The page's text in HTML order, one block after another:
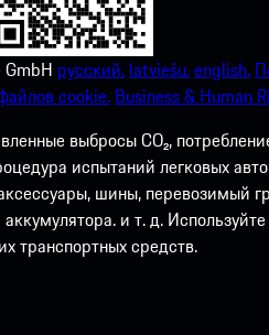
русский. latviešu.english.
cookie. Business & Human
выбросы CO₂,
испытаний легковых
шины, перевозимый
и т. д.
транспортных средств.